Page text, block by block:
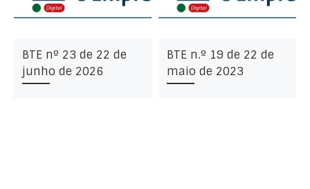
BTE nº 23 de 22 de
junho de 2026
BTE n.º 19 de 22 de
maio de 2023